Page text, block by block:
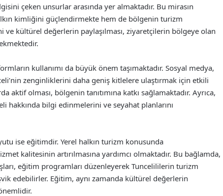
çeken unsurlar arasında yer almaktadır. Bu mirasın
kimliğini güçlendirmekte hem de bölgenin turizm
ve kültürel değerlerin paylaşılması, ziyaretçilerin bölgeye olan
kullanımı da büyük önem taşımaktadır. Sosyal medya,
zenginliklerini daha geniş kitlelere ulaştırmak için etkili
aktif olması, bölgenin tanıtımına katkı sağlamaktadır. Ayrıca,
hakkında bilgi edinmelerini ve seyahat planlarını
ise eğitimdir. Yerel halkın turizm konusunda
kalitesinin artırılmasına yardımcı olmaktadır. Bu bağlamda,
eğitim programları düzenleyerek Tuncelililerin turizm
edebilirler. Eğitim, aynı zamanda kültürel değerlerin